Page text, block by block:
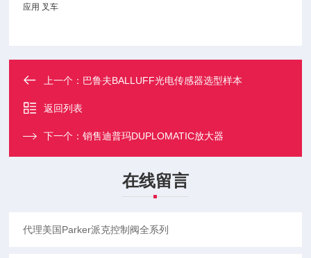
应用 叉车
上一个： 巴鲁夫BALLUFF光电传感器选型样本
返回列表
下一个：销售迪普玛DUPLOMATIC放大器
在线留言